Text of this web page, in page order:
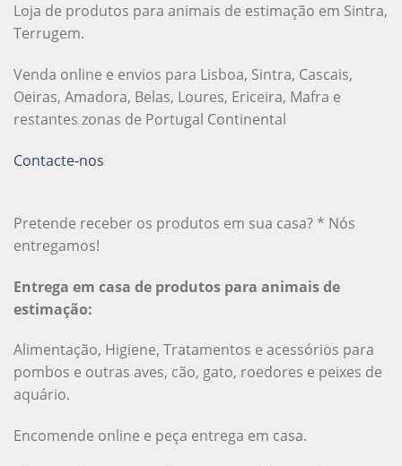
Loja de produtos para animais de estimação em Sintra,
Terrugem.
Venda online e envios para Lisboa, Sintra, Cascais,
Oeiras, Amadora, Belas, Loures, Ericeira, Mafra e
restantes zonas de Portugal Continental
Contacte-nos
Pretende receber os produtos em sua casa? * Nós
entregamos!
Entrega em casa de produtos para animais de
estimação:
Alimentação, Higiene, Tratamentos e acessórios para
pombos e outras aves, cão, gato, roedores e peixes de
aquário.
Encomende online e peça entrega em casa.